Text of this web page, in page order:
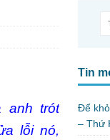
anh trót
lỗi nó,
Tin
Để
– Thứ